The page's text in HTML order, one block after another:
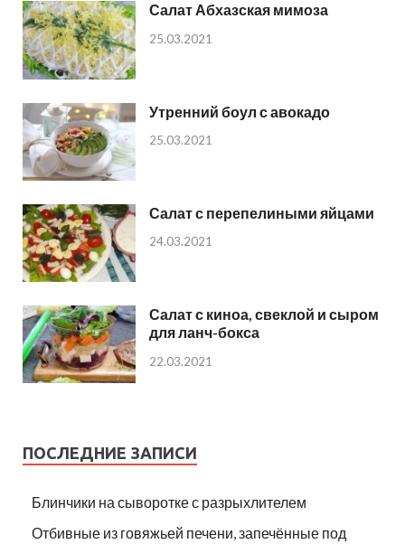
Салат Абхазская мимоза
25.03.2021
Утренний боул с авокадо
25.03.2021
Салат с перепелиными яйцами
24.03.2021
Салат с киноа, свеклой и сыром
для ланч-бокса
22.03.2021
ПОСЛЕДНИЕ ЗАПИСИ
Блинчики на сыворотке с разрыхлителем
Отбивные из говяжьей печени, запечённые под